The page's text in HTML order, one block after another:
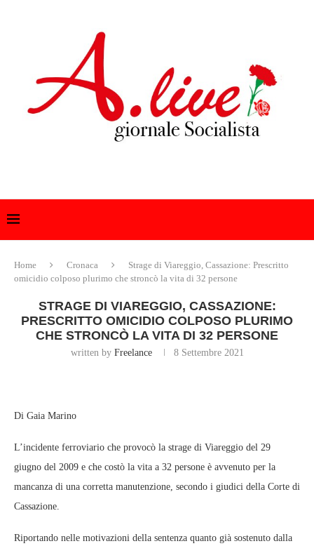
Home Cronaca
Strage di Viareggio, Cassazione: Prescritto
omicidio colposo plurimo che stroncò la vita di 32 persone
STRAGE DI VIAREGGIO, CASSAZIONE:
PRESCRITTO OMICIDIO COLPOSO PLURIMO
CHE STRONCÒ LA VITA DI 32 PERSONE
written by Freelance 8 Settembre 2021
Di Gaia Marino
L’incidente ferroviario che provocò la strage di Viareggio del 29
giugno del 2009 e che costò la vita a 32 persone è avvenuto per la
mancanza di una corretta manutenzione, secondo i giudici della Corte di
Cassazione.
Riportando nelle motivazioni della sentenza quanto già sostenuto dalla